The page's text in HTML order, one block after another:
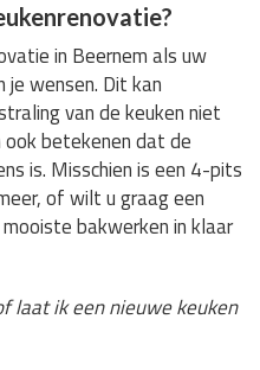
in Beernem als uw
wensen. Dit kan
van de keuken niet
betekenen dat de
is. Misschien is een 4-pits
of wilt u graag een
bakwerken in klaar
laat ik een nieuwe keuken